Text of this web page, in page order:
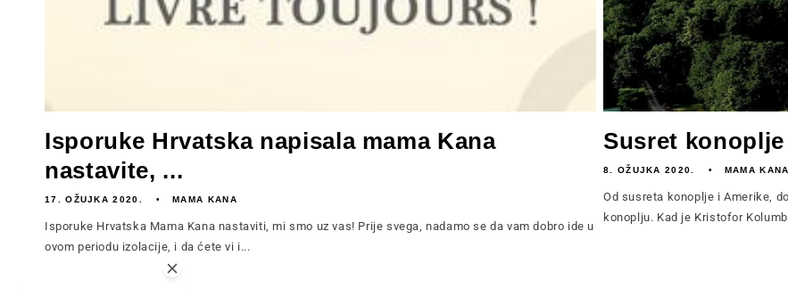
Isporuke Hrvatska napisala mama Kana
nastavite, ...
17. OŽUJKA 2020. MAMA KANA
Isporuke Hrvatska Mama Kana nastaviti, mi smo uz vas! Prije svega, nadamo se da vam dobro ide u
ovom periodu izolacije, i da ćete vi i...
Susret
8. OŽUJKA 2020. MAMA KANA
Od susreta konoplje i Amerike,
konoplju. Kad je Kristofor